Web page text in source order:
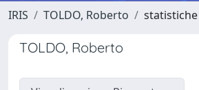
IRIS TOLDO, Roberto
TOLDO, Roberto